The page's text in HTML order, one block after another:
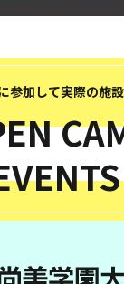
参加して実際の施